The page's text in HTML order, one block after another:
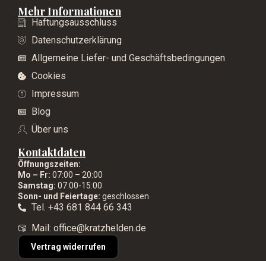
Mehr Informationen
Haftungsausschluss
Datenschutzerklärung
Allgemeine Liefer- und Geschäftsbedingungen
Cookies
Impressum
Blog
Über uns
Kontaktdaten
Öffnungszeiten:
Mo – Fr: 07:00 – 20:00
Samstag: 07:00-15:00
Sonn- und Feiertage: geschlossen
Tel. +43 681 844 66 343
Mail: office@kratzhelden.de
Vertrag widerrufen